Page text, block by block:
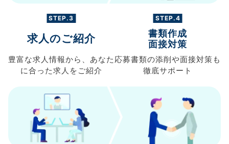
STEP.3
求人のご紹介
豊富な求人情報から、 あなた
に合った求人を ご紹介
STEP.4
書類作成
面接対策
応募書類の添削や面接対策も
徹底サポート